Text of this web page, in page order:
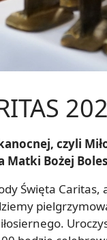
czyli
Matki Bożej
Święta